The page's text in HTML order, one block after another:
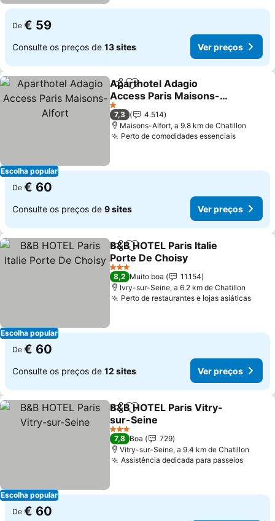
De € 59
Consulte os preços de 13 sites Ver preços
Escolha popular
PartilharAdicionar aos favoritos
Aparthotel Adagio
Access Paris Maisons-
Alfort
1 Estrelas
7,3
4.514
Maisons-Alfort, a 9.8 km de Chatillon
Perto de comodidades essenciais
De € 60
Consulte os preços de 9 sites Ver preços
Escolha popular
PartilharAdicionar aos favoritos
B&B HOTEL Paris Italie
Porte De Choisy
3 Estrelas
8,2 Muito boa
11.154
Ivry-sur-Seine, a 6.2 km de Chatillon
Perto de restaurantes e lojas asiáticas
De € 60
Consulte os preços de 12 sites Ver preços
Escolha popular
PartilharAdicionar aos favoritos
B&B HOTEL Paris Vitry-
sur-Seine
3 Estrelas
7,8 Boa
729
Vitry-sur-Seine, a 9.4 km de Chatillon
Assistência dedicada para passeios
De € 60